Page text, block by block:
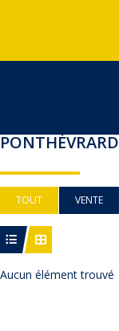
PONTHÉVRARD
TOUT VENTE
Aucun élément trouvé